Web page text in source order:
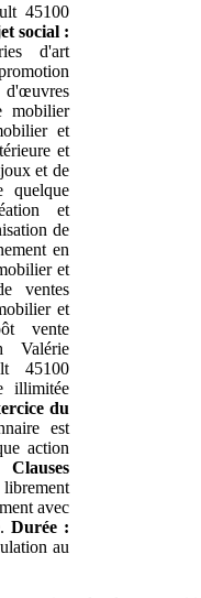
45100
social :
d'art
d'œuvres
mobilier
et
et
et de
quelque
et
de
en
et
ventes
et
vente
45100
illimitée
du
est
action
Clauses
avec
Durée :
au